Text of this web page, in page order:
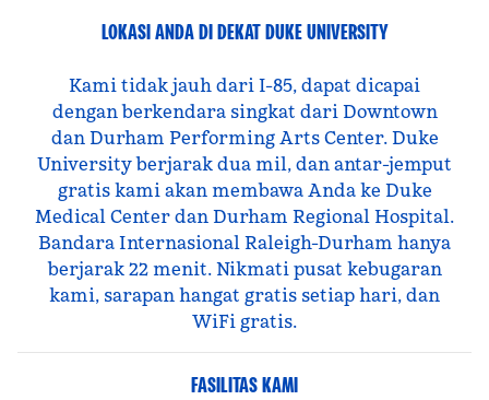
LOKASI ANDA DI DEKAT DUKE UNIVERSITY
Kami tidak jauh dari I-85, dapat dicapai
dengan berkendara singkat dari Downtown
dan Durham Performing Arts Center. Duke
University berjarak dua mil, dan antar-jemput
gratis kami akan membawa Anda ke Duke
Medical Center dan Durham Regional Hospital.
Bandara Internasional Raleigh-Durham hanya
berjarak 22 menit. Nikmati pusat kebugaran
kami, sarapan hangat gratis setiap hari, dan
WiFi gratis.
FASILITAS KAMI